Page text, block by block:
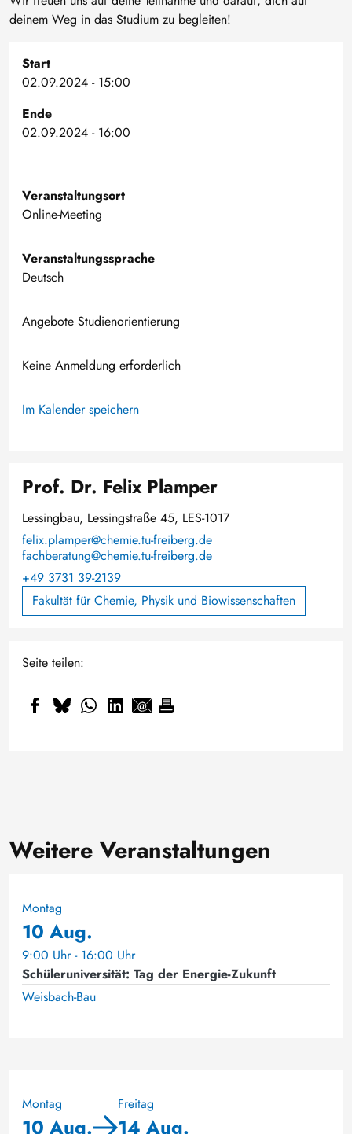
deinem Weg in das Studium zu begleiten!
Start
02.09.2024 - 15:00
Ende
02.09.2024 - 16:00
Veranstaltungsort
Online-Meeting
Veranstaltungssprache
Deutsch
Angebote Studienorientierung
Keine Anmeldung erforderlich
Im Kalender speichern
Prof. Dr. Felix Plamper
Lessingbau, Lessingstraße 45, LES-1017
felix.plamper@chemie.tu-freiberg.de
fachberatung@chemie.tu-freiberg.de
+49 3731 39-2139
Fakultät für Chemie, Physik und Biowissenschaften
Seite teilen:
Weitere Veranstaltungen
Montag
10 Aug.
9:00 Uhr - 16:00 Uhr
Schüleruniversität: Tag der Energie-Zukunft
Weisbach-Bau
Montag
10 Aug.
Freitag
14 Aug.